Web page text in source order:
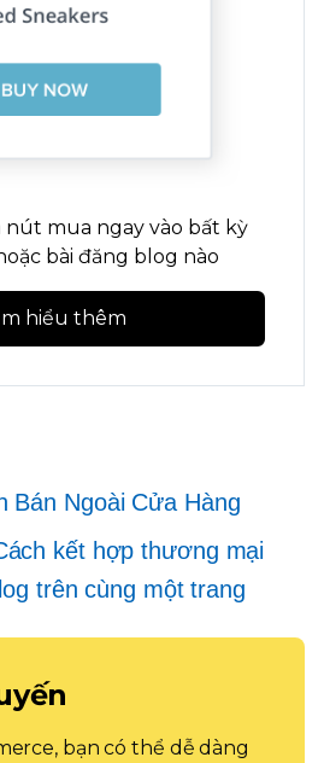
mua ngay vào bất kỳ
bài đăng blog nào
hiểu thêm
Bán Ngoài Cửa Hàng
kết hợp thương mại
trên cùng một trang
bạn có thể dễ dàng